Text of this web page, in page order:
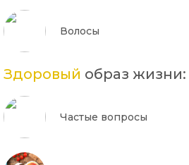
Волосы
Здоровый образ жизни:
Частые вопросы